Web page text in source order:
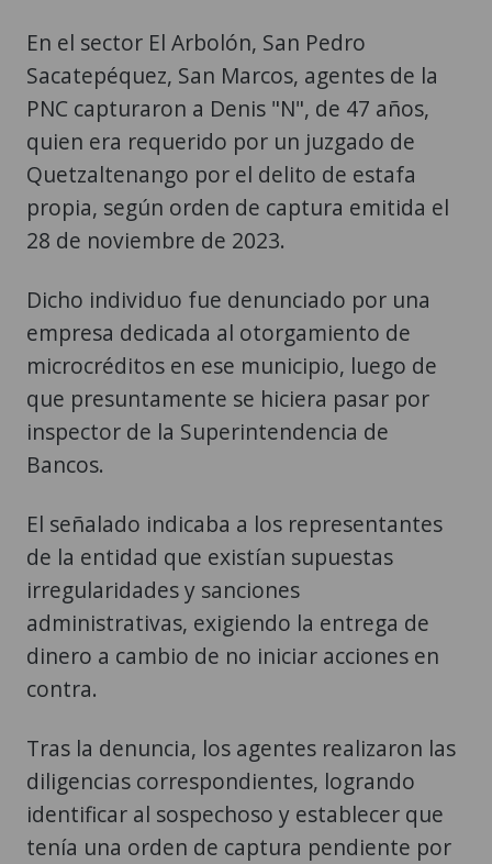
En el sector El Arbolón, San Pedro
Sacatepéquez, San Marcos, agentes de la
PNC capturaron a Denis "N", de 47 años,
quien era requerido por un juzgado de
Quetzaltenango por el delito de estafa
propia, según orden de captura emitida el
28 de noviembre de 2023.
Dicho individuo fue denunciado por una
empresa dedicada al otorgamiento de
microcréditos en ese municipio, luego de
que presuntamente se hiciera pasar por
inspector de la Superintendencia de
Bancos.
El señalado indicaba a los representantes
de la entidad que existían supuestas
irregularidades y sanciones
administrativas, exigiendo la entrega de
dinero a cambio de no iniciar acciones en
contra.
Tras la denuncia, los agentes realizaron las
diligencias correspondientes, logrando
identificar al sospechoso y establecer que
tenía una orden de captura pendiente por